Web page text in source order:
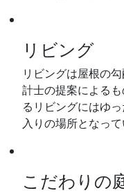
リビング
リビングは屋根の
計士の提案による
るリビングにはゆ
入りの場所となって
こだわりの